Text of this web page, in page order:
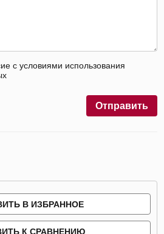
с условиями использования
Отправить
В ИЗБРАННОЕ
К СРАВНЕНИЮ